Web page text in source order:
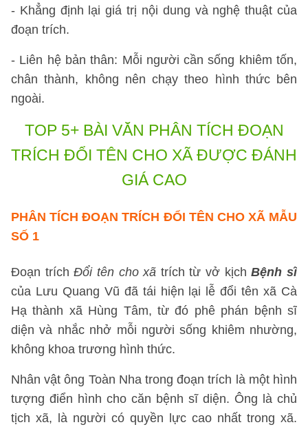
- Khẳng định lại giá trị nội dung và nghệ thuật của
đoạn trích.
- Liên hệ bản thân: Mỗi người cần sống khiêm tốn,
chân thành, không nên chạy theo hình thức bên
ngoài.
TOP 5+ BÀI VĂN PHÂN TÍCH ĐOẠN
TRÍCH ĐỔI TÊN CHO XÃ ĐƯỢC ĐÁNH
GIÁ CAO
PHÂN TÍCH ĐOẠN TRÍCH ĐỔI TÊN CHO XÃ MẪU
SỐ 1
Đoạn tríchĐổi tên cho xã trích từ vở kịch Bệnh sĩ
của Lưu Quang Vũ đã tái hiện lại lễ đổi tên xã Cà
Hạ thành xã Hùng Tâm, từ đó phê phán bệnh sĩ
diện và nhắc nhở mỗi người sống khiêm nhường,
không khoa trương hình thức.
Nhân vật ông Toàn Nha trong đoạn trích là một hình
tượng điển hình cho căn bệnh sĩ diện. Ông là chủ
tịch xã, là người có quyền lực cao nhất trong xã.